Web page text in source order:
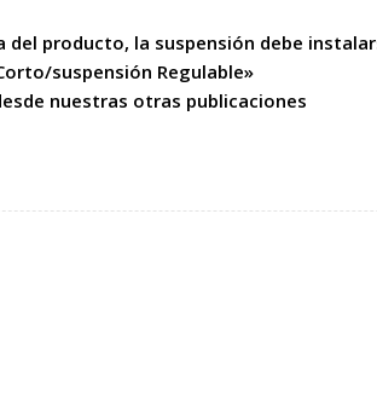
del producto, la suspensión debe
suspensión Regulable»
nuestras otras publicaciones